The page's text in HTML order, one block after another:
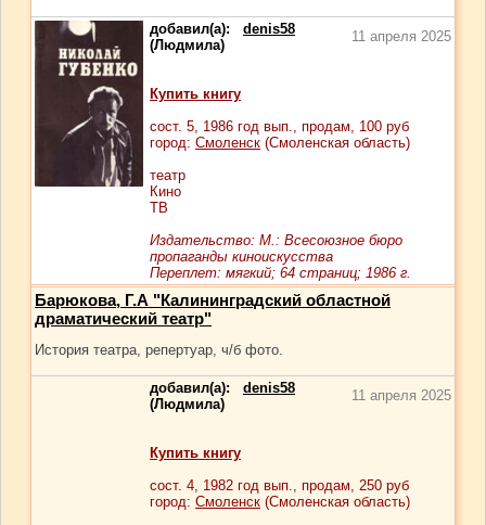
добавил(а): denis58
(Людмила)
11 апреля 2025
Купить книгу
сост. 5, 1986 год вып., продам, 100 руб
город: Смоленск (Смоленская область)
театр
Кино
ТВ
Издательство: М.: Всесоюзное бюро
пропаганды киноискусства
Переплет: мягкий; 64 страниц; 1986 г.
Барюкова, Г.А "Калининградский областной
драматический театр"
История театра, репертуар, ч/б фото.
добавил(а): denis58
(Людмила)
11 апреля 2025
Купить книгу
сост. 4, 1982 год вып., продам, 250 руб
город: Смоленск (Смоленская область)